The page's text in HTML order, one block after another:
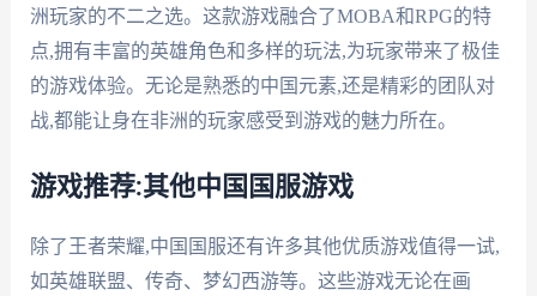
洲玩家的不二之选。这款游戏融合了MOBA和RPG的特
点,拥有丰富的英雄角色和多样的玩法,为玩家带来了极佳
的游戏体验。无论是熟悉的中国元素,还是精彩的团队对
战,都能让身在非洲的玩家感受到游戏的魅力所在。
游戏推荐:其他中国国服游戏
除了王者荣耀,中国国服还有许多其他优质游戏值得一试,
如英雄联盟、传奇、梦幻西游等。这些游戏无论在画